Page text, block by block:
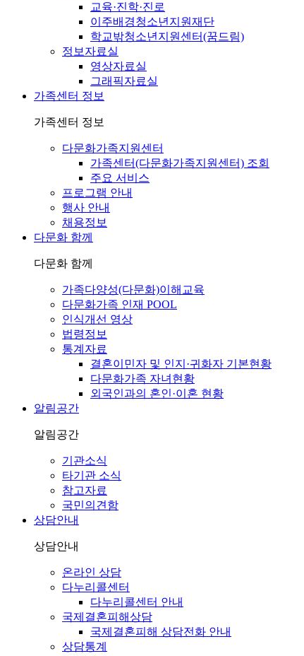
교육·진학·진로
이주배경청소년지원재단
학교밖청소년지원센터(꿈드림)
정보자료실
영상자료실
그래픽자료실
가족센터 정보
가족센터 정보
다문화가족지원센터
가족센터(다문화가족지원센터) 조회
주요 서비스
프로그램 안내
행사 안내
채용정보
다문화 함께
다문화 함께
가족다양성(다문화)이해교육
다문화가족 인재 POOL
인식개선 영상
법령정보
통계자료
결혼이민자 및 인지·귀화자 기본현황
다문화가족 자녀현황
외국인과의 혼인·이혼 현황
알림공간
알림공간
기관소식
타기관 소식
참고자료
국민의견함
상담안내
상담안내
온라인 상담
다누리콜센터
다누리콜센터 안내
국제결혼피해상담
국제결혼피해 상담전화 안내
상담통계